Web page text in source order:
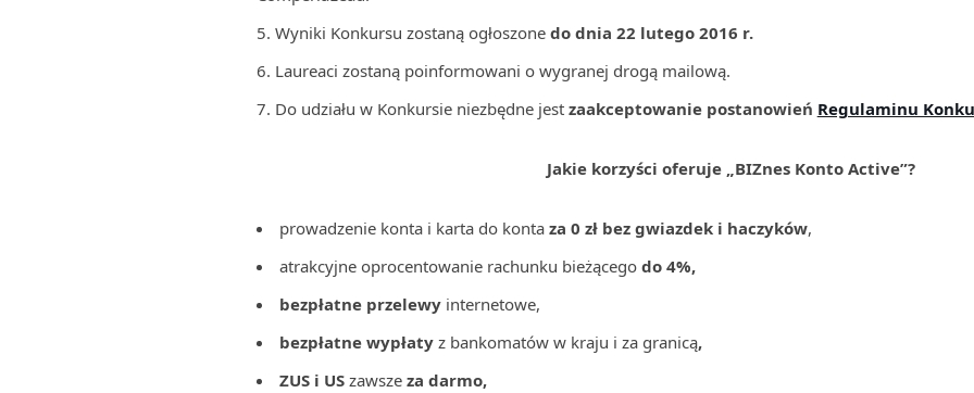
Wyniki Konkursu zostaną ogłoszone do dnia 22 lutego 2016 r.
Laureaci zostaną poinformowani o wygranej drogą mailową.
Do udziału w Konkursie niezbędne jest zaakceptowanie postanowień Regulaminu
Jakie korzyści oferuje „BIZnes Konto Active”?
prowadzenie konta i karta do konta za 0 zł bez gwiazdek i haczyków,
atrakcyjne oprocentowanie rachunku bieżącego do 4%,
bezpłatne przelewy internetowe,
bezpłatne wypłaty z bankomatów w kraju i za granicą,
ZUS i US zawszeza darmo,